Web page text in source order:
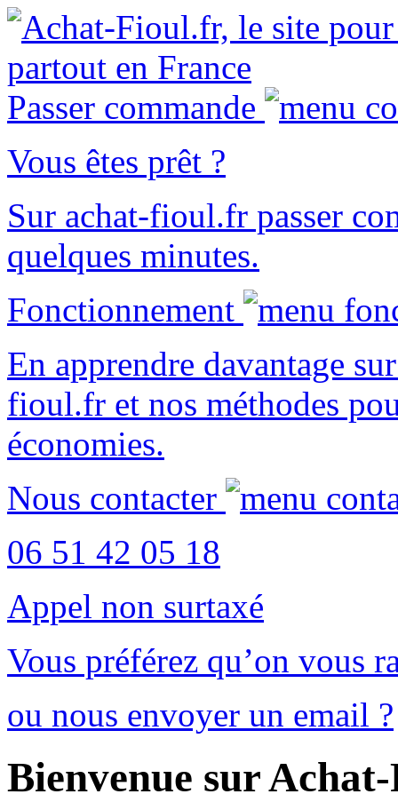
Passer commande
Vous êtes prêt ?
Sur achat-fioul.fr passer
quelques minutes.
Fonctionnement
En apprendre davantage
fioul.fr et nos méthodes
économies.
Nous contacter
06 51 42 05 18
Appel non surtaxé
Vous préférez qu’on vous
ou nous envoyer un email ?
Bienvenue sur